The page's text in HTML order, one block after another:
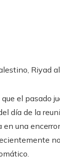
Riyad
el pasado
día de la
en una